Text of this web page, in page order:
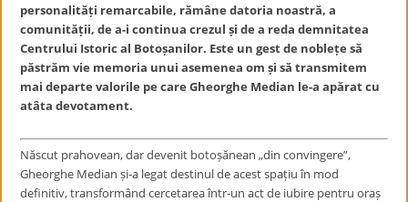
personalități remarcabile, rămâne datoria noastră, a
comunității, de a-i continua crezul și de a reda demnitatea
Centrului Istoric al Botoșanilor. Este un gest de noblețe să
păstrăm vie memoria unui asemenea om și să transmitem
mai departe valorile pe care Gheorghe Median le-a apărat cu
atâta devotament.
Născut prahovean, dar devenit botoșănean „din convingere”,
Gheorghe Median și-a legat destinul de acest spațiu în mod
definitiv, transformând cercetarea într-un act de iubire pentru oraș